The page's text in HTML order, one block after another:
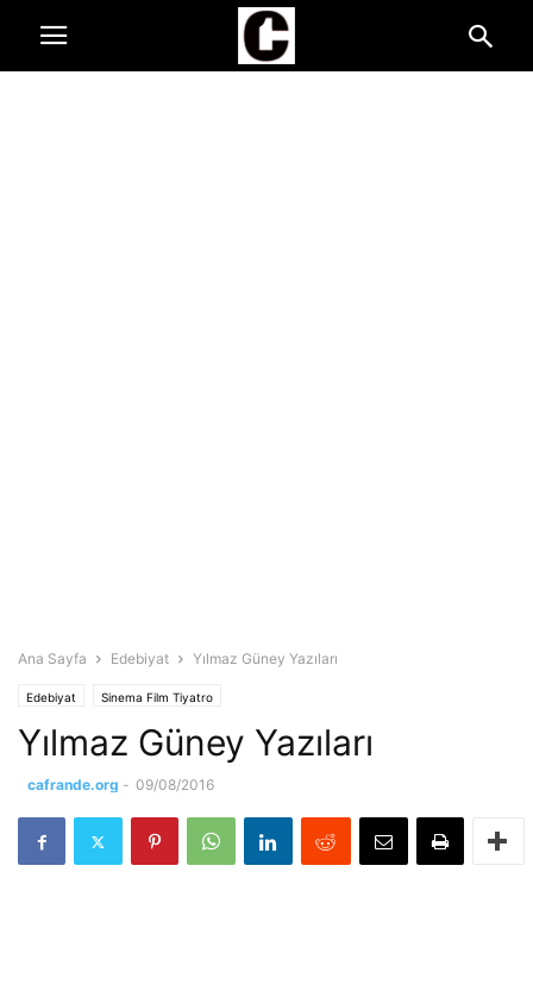
Ana Sayfa Edebiyat Yılmaz Güney Yazıları
Edebiyat Sinema Film Tiyatro
Yılmaz Güney Yazıları
cafrande.org - 09/08/2016